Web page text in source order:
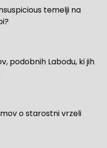
temelji na
podobnih Labodu, ki jih
o starostni vrzeli